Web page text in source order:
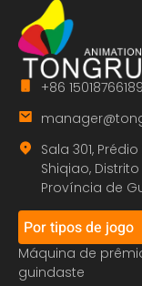
+86 15018766189
Sala 301,
Shiqiao,
Província de
Por tipos de jogo
Máquina de
guindaste